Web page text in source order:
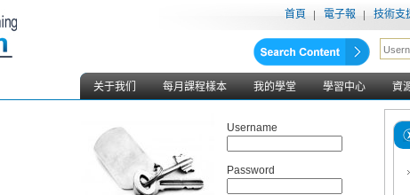
首頁 電子報 技術支
关于我们
每月課程樣本 我的學堂 學習中心 資
Username
Password